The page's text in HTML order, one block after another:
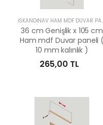
İSKANDİNAV
36 cm Genişlik x 105 cm
Ham mdf Duvar paneli (
10 mm kalınlık )
265,00 TL